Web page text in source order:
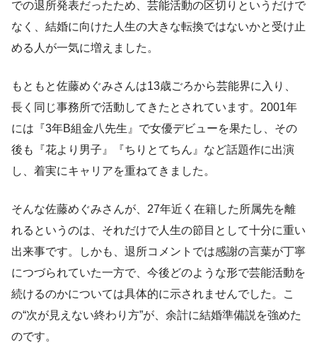
での退所発表だったため、芸能活動の区切りというだけで
なく、結婚に向けた人生の大きな転換ではないかと受け止
める人が一気に増えました。
もともと佐藤めぐみさんは13歳ごろから芸能界に入り、
長く同じ事務所で活動してきたとされています。2001年
には『3年B組金八先生』で女優デビューを果たし、その
後も『花より男子』『ちりとてちん』など話題作に出演
し、着実にキャリアを重ねてきました。
そんな佐藤めぐみさんが、27年近く在籍した所属先を離
れるというのは、それだけで人生の節目として十分に重い
出来事です。しかも、退所コメントでは感謝の言葉が丁寧
につづられていた一方で、今後どのような形で芸能活動を
続けるのかについては具体的に示されませんでした。こ
の“次が見えない終わり方”が、余計に結婚準備説を強めた
のです。